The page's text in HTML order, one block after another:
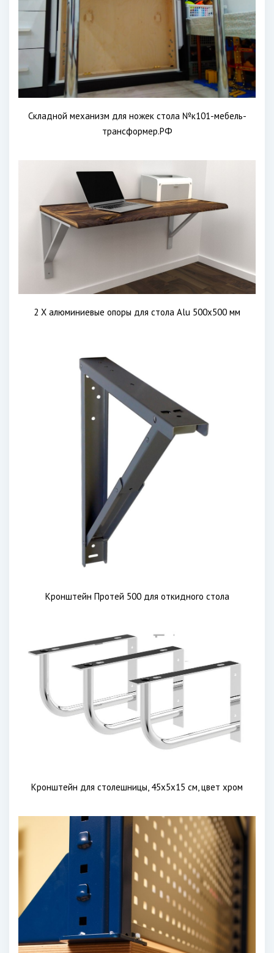
Складной механизм для ножек стола №к101-мебель-
трансформер.РФ
2 X алюминиевые опоры для стола Alu 500x500 мм
Кронштейн Протей 500 для откидного стола
Кронштейн для столешницы, 45х5х15 см, цвет хром